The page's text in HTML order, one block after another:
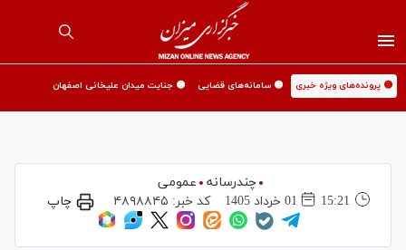
🟡 پرونده‌های ویژه خبری 🟡 سامانه‌های قضایی 🟡 جنایت میدان علیخانی اصفهان
چندرسانه
عمومی
15:21
01 خرداد 1405 کد خبر: ۴۸۹۸۸۴۵ چاپ